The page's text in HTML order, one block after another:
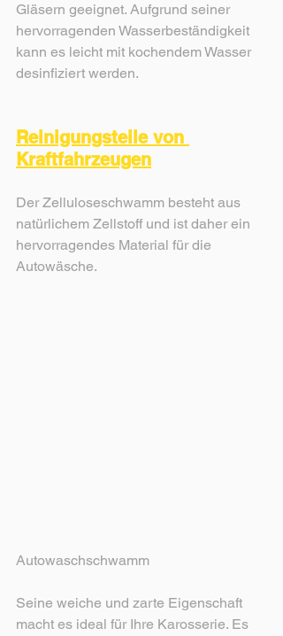
Gläsern geeignet. Aufgrund seiner
hervorragenden Wasserbeständigkeit
kann es leicht mit kochendem Wasser
desinfiziert werden.
Reinigungsteile von
Kraftfahrzeugen
Der Zelluloseschwamm besteht aus
natürlichem Zellstoff und ist daher ein
hervorragendes Material für die
Autowäsche.
Autowaschschwamm
Seine weiche und zarte Eigenschaft
macht es ideal für Ihre Karosserie. Es